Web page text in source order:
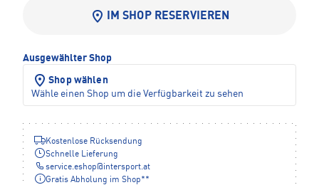
IM SHOP RESERVIEREN
Ausgewählter Shop
Shop wählen
Wähle einen Shop um die Verfügbarkeit zu sehen
Kostenlose Rücksendung
Schnelle Lieferung
service.eshop@intersport.at
Gratis Abholung im Shop**